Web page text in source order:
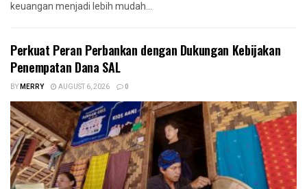
keuangan menjadi lebih mudah...
Perkuat Peran Perbankan dengan Dukungan Kebijakan
Penempatan Dana SAL
BYMERRY AUGUST 6, 2026 0